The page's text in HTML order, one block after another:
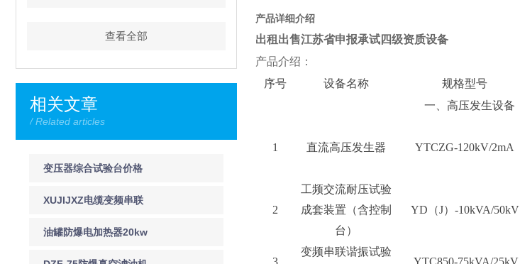
查看全部
相关文章
/ Related articles
变压器综合试验台价格
XUJIJXZ电缆变频串联
谐振装置 电缆变频串联
谐振装置
油罐防爆电加热器20kw
产品详细介绍
出租出售江苏省申报承试四级资质设备
产品介绍：
序号
设备名称 规格型号
一、高压发生设备
1 直流高压发生器 YTCZG-120kV/2mA
2
工频交流耐压试验
成套装置（含控制
台）
YD（J）-10kVA/50kV
3
变频串联谐振试验
YTC850-75kVA/25kV